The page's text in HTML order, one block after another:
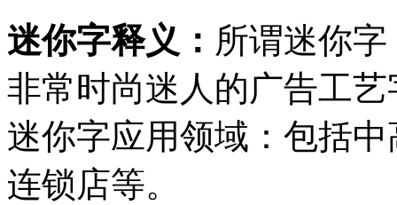
迷你字释义： 所谓迷你
非常时尚迷人的广告工
迷你字应用领域：包括
连锁店等。